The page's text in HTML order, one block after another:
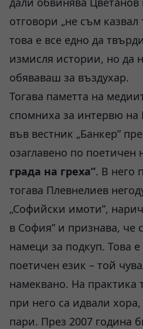
отговори „не съм
това е все едно да
измисля истории, но да
обяваваш за въздухар.
Тогава паметта на
спомниха за интервю на
във вестник „Банкер”
озаглавено по поетичен
града на греха”. В него
тогава Плевнелиев
„Софийски имоти”,
в София” и признава, че
намеци за подкуп. Това
поетичен език – той
намеквано. На практика
при него са идвали
пари. През 2007 година